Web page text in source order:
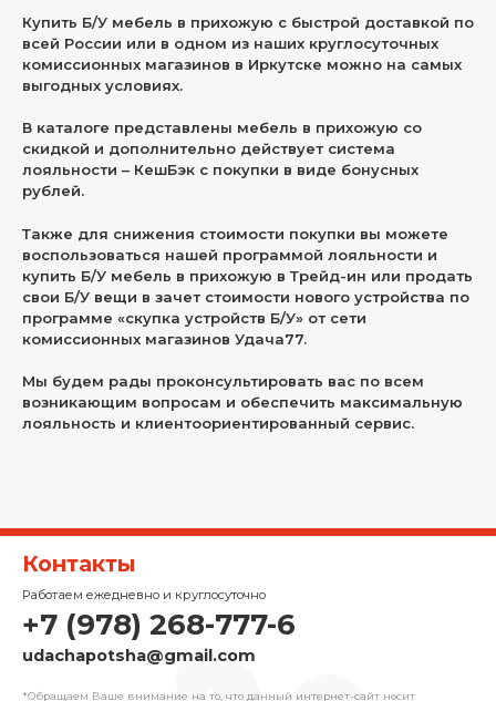
Купить Б/У мебель в прихожую с быстрой доставкой по
всей России или в одном из наших круглосуточных
комиссионных магазинов в Иркутске можно на самых
выгодных условиях.
В каталоге представлены мебель в прихожую со
скидкой и дополнительно действует система
лояльности – КешБэк с покупки в виде бонусных
рублей.
Также для снижения стоимости покупки вы можете
воспользоваться нашей программой лояльности и
купить Б/У мебель в прихожую в Трейд-ин или продать
свои Б/У вещи в зачет стоимости нового устройства по
программе «скупка устройств Б/У» от сети
комиссионных магазинов Удача77.
Мы будем рады проконсультировать вас по всем
возникающим вопросам и обеспечить максимальную
лояльность и клиентоориентированный сервис.
Контакты
Работаем ежедневно и круглосуточно
+7 (978) 268-777-6
udachapotsha@gmail.com
*Обращаем Ваше внимание на то, что данный интернет-сайт носит